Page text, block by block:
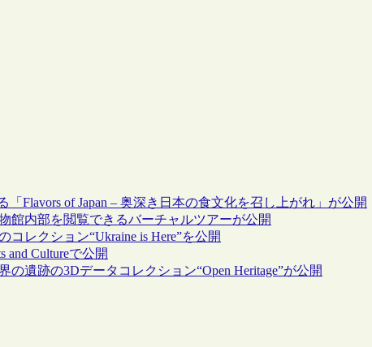
「Flavors of Japan – 奥深き日本の食文化を召し上がれ」が公開
館内部を閲覧できるバーチャルツアーが公開
コレクション“Ukraine is Here”を公開
Cultureで公開
の遺跡の3Dデータコレクション“Open Heritage”が公開